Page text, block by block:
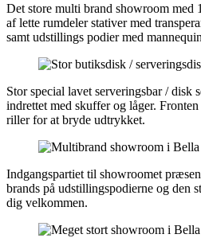
Det store multi brand showroom med
af lette rumdeler stativer med
samt udstillings podier med
Stor special lavet serveringsbar / disk
indrettet med skuffer og låger.
riller for at bryde udtrykket.
Indgangspartiet til showroomet
brands på udstillingspodierne og den
dig velkommen.